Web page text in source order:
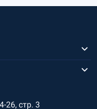
26, стр. 3